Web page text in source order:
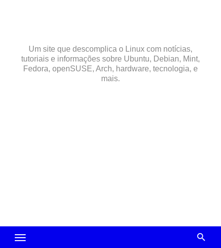
Um site que descomplica o Linux com notícias,
tutoriais e informações sobre Ubuntu, Debian, Mint,
Fedora, openSUSE, Arch, hardware, tecnologia, e
mais.